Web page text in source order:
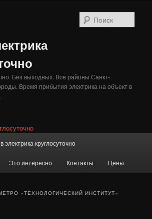
Без выходных. Все районы Санкт-
Время прибытия электрика на объект в
электрика круглосуточно
Это интересно Контакты Цены
«ТЕХНОЛОГИЧЕСКИЙ ИНСТИТУТ»